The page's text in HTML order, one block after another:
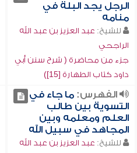
الرجل يجد البلة في
منامه
للشيخ: عبد العزيز بن عبد الله
الراجحي
جزء من محاضرة ( شرح سنن أبي
داود كتاب الطهارة [15])
الفهرس:ما جاء في
التسوية بين طالب
العلم ومعلمه وبين
المجاهد في سبيل الله
للشيخ: عبد العزيز بن عبد الله